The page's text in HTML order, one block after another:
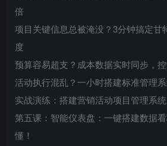
倍
项目关键信息总被淹没？3分钟搞定甘
度
预算容易超支？成本数据实时同步，
活动执行混乱？一小时搭建标准管理
实战演练：搭建营销活动项目管理系统
第五课：智能仪表盘：一键搭建数据
懂！